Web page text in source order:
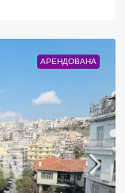
АРЕНДОВАНА